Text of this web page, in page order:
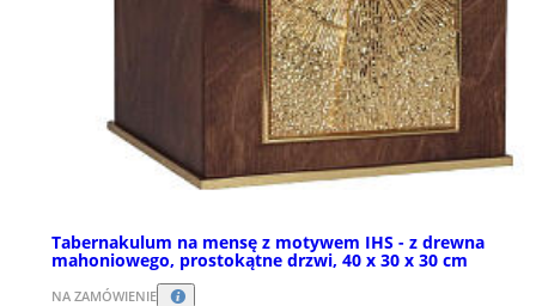
Tabernakulum na mensę z motywem IHS - z drewna
mahoniowego, prostokątne drzwi, 40 x 30 x 30 cm
NA ZAMÓWIENIE